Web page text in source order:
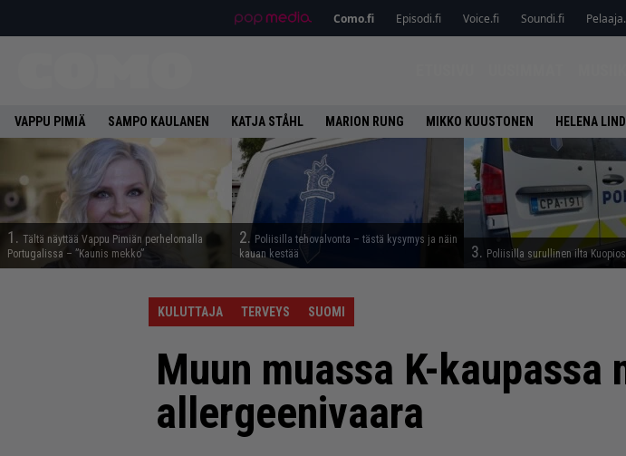
Como.fi Episodi.fi Voice.fi Soundi.fi
VAPPU PIMIÄ SAMPO KAULANEN KATJA STÅHL MARION RUNG MIKKO KUUSTONEN HELENA
1. Tältä näyttää Vappu Pimiän perhelomalla
Portugalissa – ”Kaunis mekko”
2. Poliisilla tehovalvonta – tästä kysymys ja näin
kauan kestää
3. Poliisilla surullinen ilta
KULUTTAJA TERVEYS SUOMI
Muun muassa K-kaupassa
allergeenivaara